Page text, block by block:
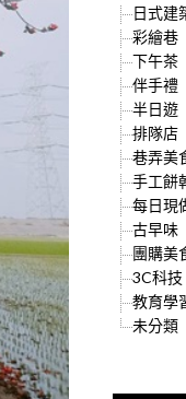
日式建
彩繪巷
下午茶
伴手禮
半日遊
排隊店
巷弄美
手工餅
每日現
古早味
團購美
3C科技
教育學
未分類